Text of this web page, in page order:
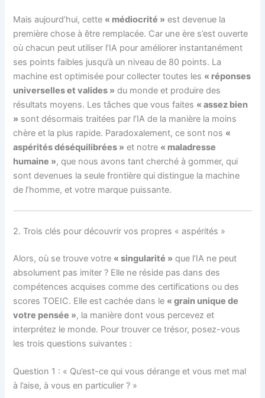
Mais aujourd’hui, cette « médiocrité » est devenue la
première chose à être remplacée. Car une ère s’est ouverte
où chacun peut utiliser l’IA pour améliorer instantanément
ses points faibles jusqu’à un niveau de 80 points. La
machine est optimisée pour collecter toutes les « réponses
universelles et valides » du monde et produire des
résultats moyens. Les tâches que vous faites « assez bien
» sont désormais traitées par l’IA de la manière la moins
chère et la plus rapide. Paradoxalement, ce sont nos «
aspérités déséquilibrées » et notre « maladresse
humaine », que nous avons tant cherché à gommer, qui
sont devenues la seule frontière qui distingue la machine
de l’homme, et votre marque puissante.
2. Trois clés pour découvrir vos propres « aspérités »
Alors, où se trouve votre « singularité » que l’IA ne peut
absolument pas imiter ? Elle ne réside pas dans des
compétences acquises comme des certifications ou des
scores TOEIC. Elle est cachée dans le « grain unique de
votre pensée », la manière dont vous percevez et
interprétez le monde. Pour trouver ce trésor, posez-vous
les trois questions suivantes :
Question 1 : « Qu’est-ce qui vous dérange et vous met mal
à l’aise, à vous en particulier ? »